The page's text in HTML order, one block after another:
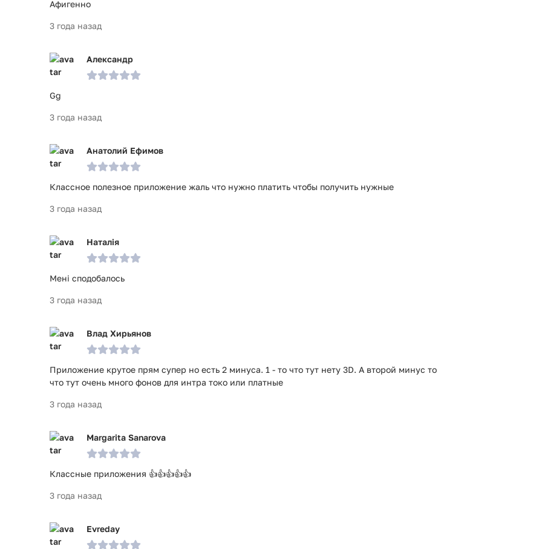
Афигенно
3 года назад
Александр
Gg
3 года назад
Анатолий Ефимов
Классное полезное приложение жаль что нужно платить чтобы получить нужные
3 года назад
Наталія
Мені сподобалось
3 года назад
Влад Хирьянов
Приложение крутое прям супер но есть 2 минуса. 1 - то что тут нету 3D. А второй минус то
что тут очень много фонов для интра токо или платные
3 года назад
Margarita Sanarova
Классные приложения 👍👍👍👍👍
3 года назад
Evreday